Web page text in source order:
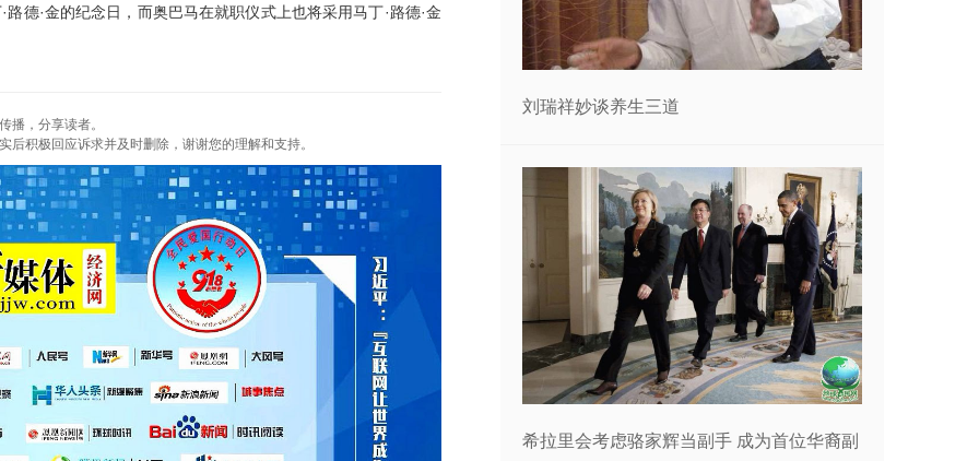
路德·金的纪念日，而奥巴马在就职仪式上也将采用马丁·路德·金
播，分享读者。
积极回应诉求并及时删除，谢谢您的理解和支持。
刘瑞祥妙谈养生三道
希拉里会考虑骆家辉当副手 成为首位华裔副